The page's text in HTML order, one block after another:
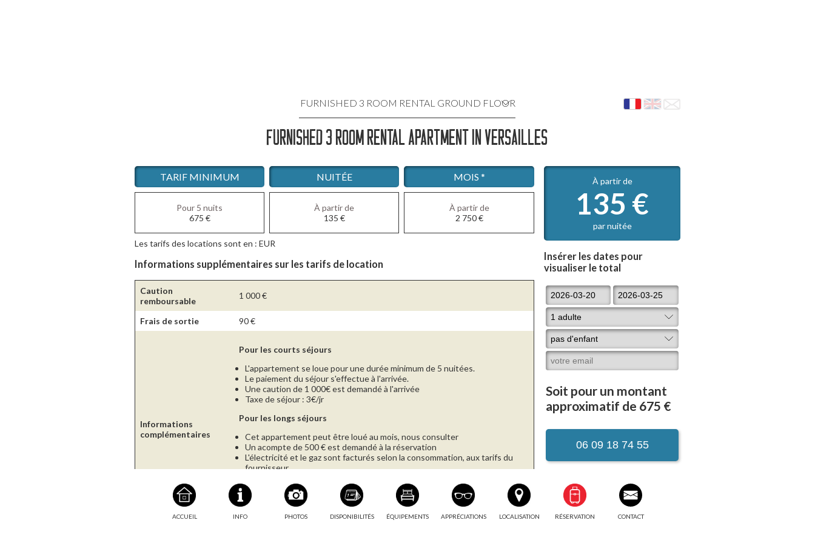
FURNISHED 3 ROOM RENTAL GROUND FLOOR
LOCATION MEUBLÉE 3 PIÈCES 2
LOCATION MEUBLÉE 2 PIÈCES
LOCATION MEUBLÉE STUDIO 1
FURNISHED 3 ROOM RENTAL APARTMENT IN VERSAILLES
TARIF MINIMUM NUITÉE MOIS *
Pour 5 nuits
675 €
À partir de
135 €
À partir de
2 750 €
Les tarifs des locations sont en : EUR
Informations supplémentaires sur les tarifs de location
Caution
remboursable
1 000€
Frais de sortie 90€
Informations
complémentaires
Pour les courts séjours
L'appartement se loue pour une durée minimum de 5 nuitées.
Le paiement du séjour s'effectue à l'arrivée.
Une caution de 1 000€ est demandé à l'arrivée
Taxe de séjour : 3€/jr
Pour les longs séjours
Cet appartement peut être loué au mois, nous consulter
Un acompte de 500 € est demandé à la réservation
L'électricité et le gaz sont facturés selon la consommation, aux tarifs du
fournisseur
Une caution de 2 000€ est demandé à l'arrivée
Taxe de séjour : 3€/jr
Les frais de sortis sont de 90€
À partir de
135 €
par nuitée
Insérer les dates pour
visualiser le total
Soit pour un montant
approximatif de 675 €
06 09 18 74 55
ACCUEIL INFO PHOTOS DISPONIBILITÉS ÉQUIPEMENTS APPRÉCIATIONS LOCALISATION RÉSERVATION CONTACT